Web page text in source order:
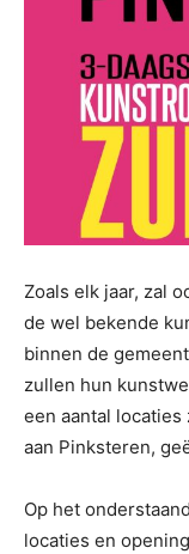
Zoals elk jaar, zal
de wel bekende
binnen de
zullen hun
een aantal locaties
aan Pinksteren,
Op het
locaties en